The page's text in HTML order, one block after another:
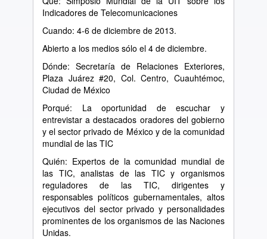
Indicadores de Telecomunicaciones
Cuando: 4-6 de diciembre de 2013.
Abierto a los medios sólo el 4 de diciembre.
Dónde: Secretaría de Relaciones Exteriores,
Plaza Juárez #20, Col. Centro, Cuauhtémoc,
Ciudad de México
Porqué: La oportunidad de escuchar y
entrevistar a destacados oradores del gobierno
y el sector privado de México y de la comunidad
mundial de las TIC
Quién: Expertos de la comunidad mundial de
las TIC, analistas de las TIC y organismos
reguladores de las TIC, dirigentes y
responsables políticos gubernamentales, altos
ejecutivos del sector privado y personalidades
prominentes de los organismos de las Naciones
Unidas.